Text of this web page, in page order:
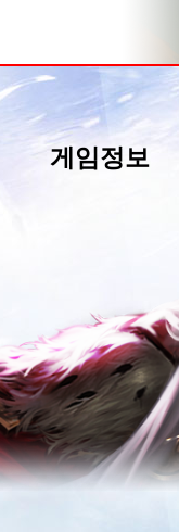
게임정보